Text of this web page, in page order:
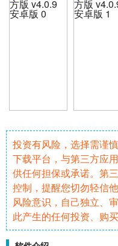
投资有风险，选择需谨
下载平台，与第三方应
供任何担保或承诺。第
控制，提醒您切勿轻信
风险意识，自己独立、
此产生的任何投资、购